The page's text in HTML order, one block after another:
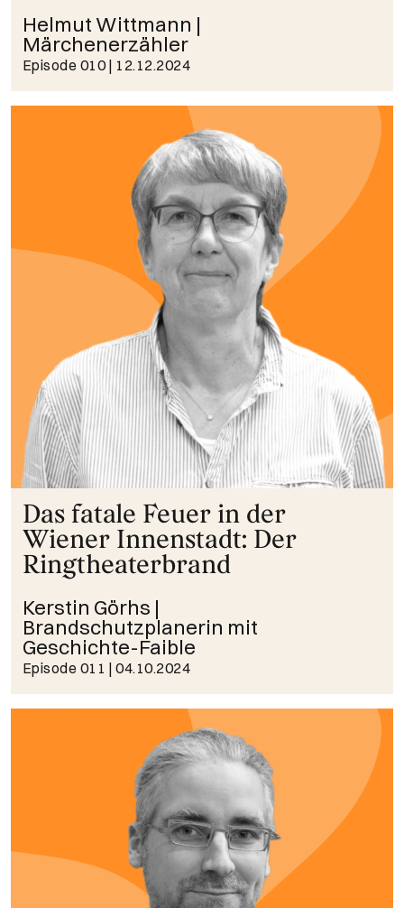
Helmut Wittmann |
Märchenerzähler
Episode 010| 12.12.2024
Das fatale Feuer in der
Wiener Innenstadt: Der
Ringtheaterbrand
Kerstin Görhs |
Brandschutzplanerin mit
Geschichte-Faible
Episode 011 | 04.10.2024